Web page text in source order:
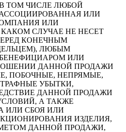
ТОМ ЧИСЛЕ ЛЮБОЙ
ИЛИ
ИЛИ
СЛУЧАЕ НЕ НЕСЕТ
КОНЕЧНЫМ
ЛЮБЫМ
ИЛИ
ДАННОЙ ПРОДАЖИ
ПОБОЧНЫЕ, НЕПРЯМЫЕ,
УБЫТКИ,
ДАННОЙ ПРОДАЖИ
А ТАКЖЕ
ИЛИ СБОЯ ИЛИ
ИЗДЕЛИЯ,
ДАННОЙ ПРОДАЖИ,